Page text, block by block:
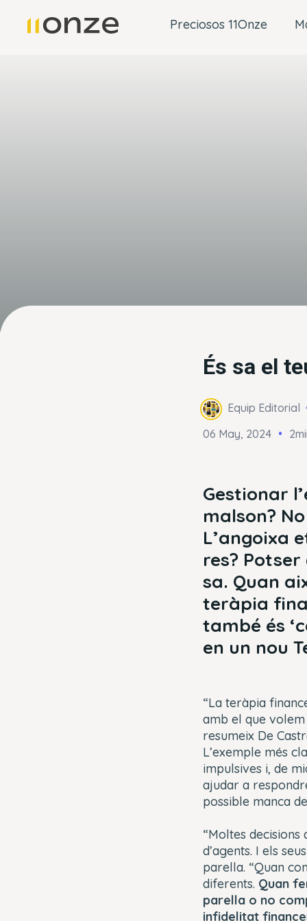
Preciosos 11Onze
És sa el
Equip Editorial
06 May, 2024
Gestionar
malson?
L’angoixa
res?
sa. Quan
teràpia
també és
en un nou
“La teràpia
amb el que
resumeix De
L’exemple més
impulsives i, de
ajudar a
possible manca
“Moltes
d’agents. I els
parella. “Quan
diferents. Quan
parella o no
infidelitat